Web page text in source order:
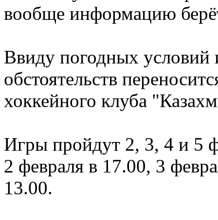
вообще информацию
Ввиду погодных
обстоятельств
хоккейного клуба
Игры пройдут 2, 3, 4 и 5
2 февраля в 17.00, 3
13.00.